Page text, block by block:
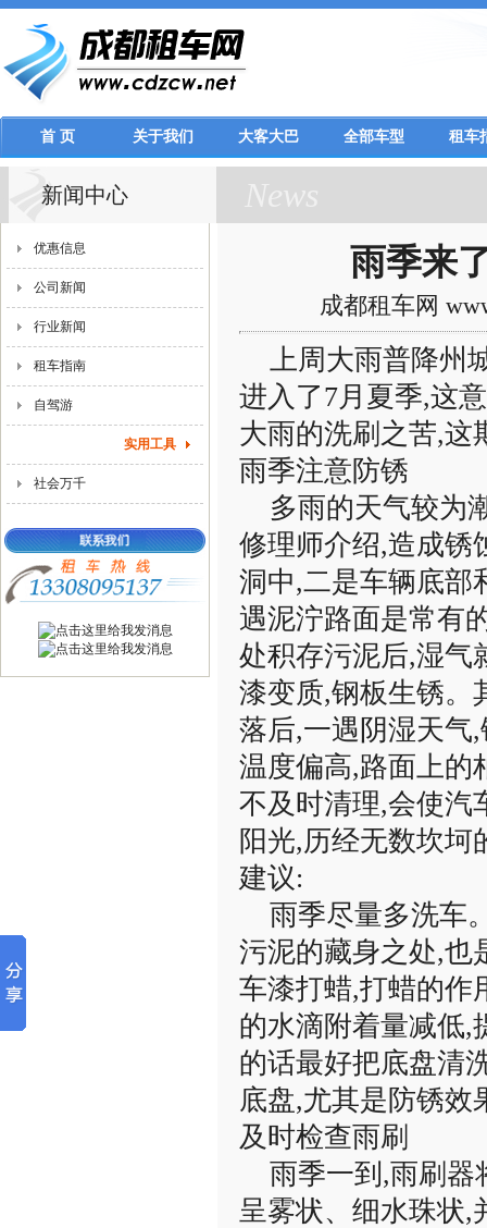
首 页 关于我们 大客大巴 全部车型 租车
新闻中心
优惠信息
公司新闻
行业新闻
租车指南
自驾游
实用工具
社会万千
雨季来
成都租车网
上周大雨普降州
进入了7月夏季,这
大雨的洗刷之苦,这
雨季注意防锈
多雨的天气较为
修理师介绍,造成锈
洞中,二是车辆底部
遇泥泞路面是常有
处积存污泥后,湿气
漆变质,钢板生锈。
落后,一遇阴湿天气
温度偏高,路面上的
不及时清理,会使汽
阳光,历经无数坎坷
建议:
雨季尽量多洗车
污泥的藏身之处,也
车漆打蜡,打蜡的作
的水滴附着量减低,
的话最好把底盘清
底盘,尤其是防锈效
及时检查雨刷
雨季一到,雨刷器
呈雾状、细水珠状,